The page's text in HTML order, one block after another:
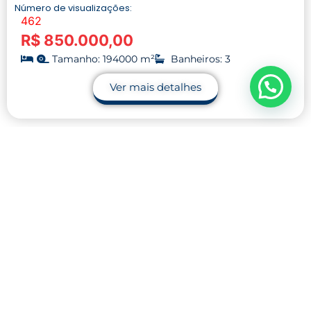
Número de visualizações:
462
R$ 850.000,00
Tamanho: 194000 m² Banheiros: 3
Ver mais detalhes